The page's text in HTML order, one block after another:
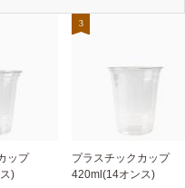
ップ
)
プラスチックカップ
420ml(14オンス)